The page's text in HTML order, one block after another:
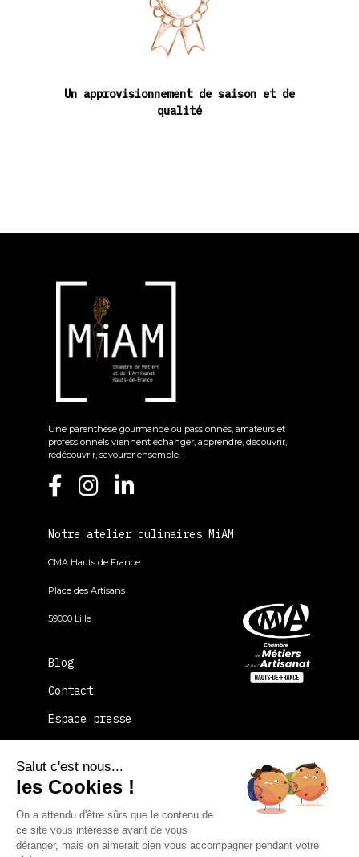
Un approvisionnement de saison et de
qualité
Une parenthèse gourmande où passionnés, amateurs et
professionnels viennent échanger, apprendre, découvrir,
redécouvrir, savourer ensemble.
Notre atelier culinaires MiAM
CMA Hauts de France
Place des Artisans
59000 Lille
Blog
Contact
Espace presse
La CMA Hauts-de-France
Plan du site Mentions légales
Politique de confidentialité
Salut c'est nous...
les Cookies !
On a attendu d'être sûrs que le contenu de
ce site vous intéresse avant de vous
déranger, mais on aimerait bien vous accompagner pendant votre